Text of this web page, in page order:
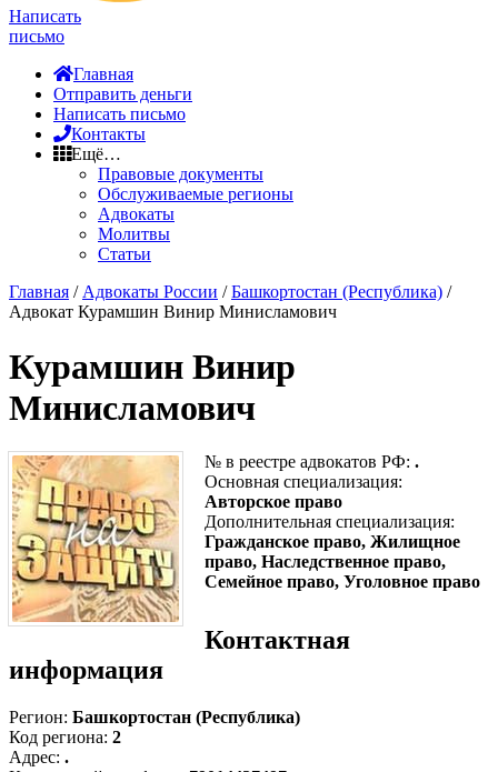
Написать
письмо
Главная
Отправить деньги
Написать письмо
Контакты
Ещё…
Правовые документы
Обслуживаемые регионы
Адвокаты
Молитвы
Статьи
Главная / Адвокаты России /Башкортостан (Республика) /
Адвокат Курамшин Винир Минисламович
Курамшин Винир
Минисламович
№ в реестре адвокатов РФ: .
Основная специализация:
Авторское право
Дополнительная специализация:
Гражданское право, Жилищное
право, Наследственное право,
Семейное право, Уголовное право
Контактная
информация
Регион: Башкортостан (Республика)
Код региона: 2
Адрес: .